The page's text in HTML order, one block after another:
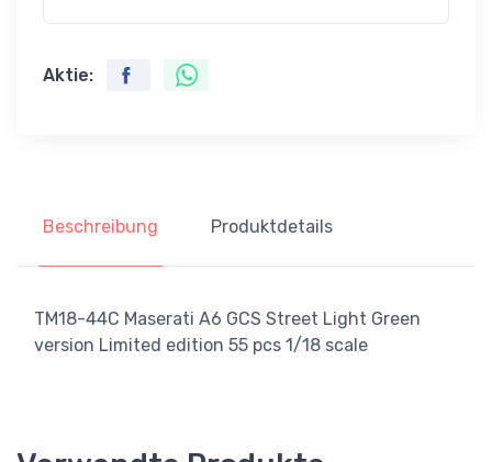
Aktie:
Beschreibung Produktdetails
TM18-44C Maserati A6 GCS Street Light Green
version Limited edition 55 pcs 1/18 scale